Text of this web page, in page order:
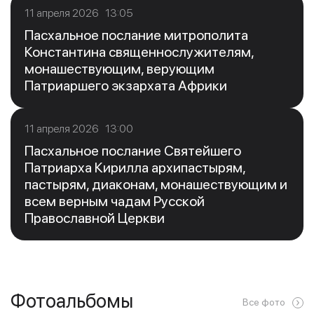
11 апреля 2026 13:05
Пасхальное послание митрополита
Константина священнослужителям,
монашествующим, верующим
Патриаршего экзархата Африки
11 апреля 2026 13:00
Пасхальное послание Святейшего
Патриарха Кирилла архипастырям,
пастырям, диаконам, монашествующим и
всем верным чадам Русской
Православной Церкви
Фотоальбомы Все фото